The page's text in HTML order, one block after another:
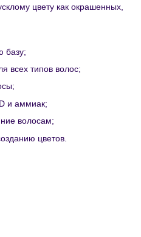
цвету как окрашенных,
базу;
всех типов волос;
и аммиак;
волосам;
цветов.